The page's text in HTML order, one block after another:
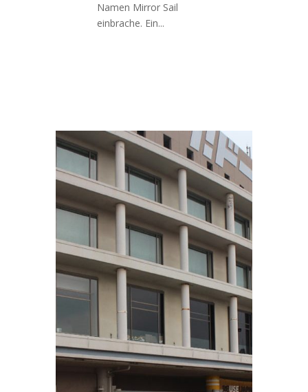
Namen Mirror Sail
einbrache. Ein...